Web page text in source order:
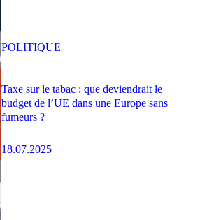
Taxe sur le tabac : que deviendrait le
budget de l’UE dans une Europe sans
fumeurs ?
18.07.2025
POLITIQUE